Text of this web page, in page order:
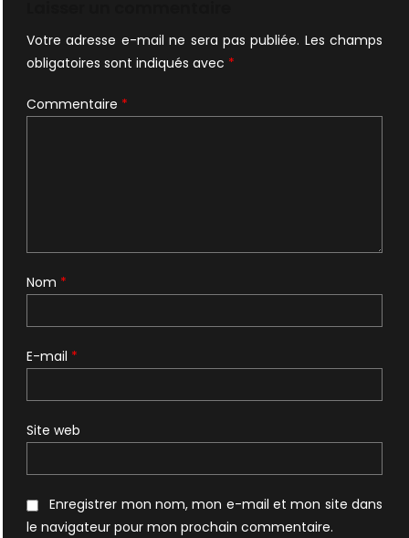
Votre adresse e-mail ne sera pas publiée. Les champs
obligatoires sont indiqués avec *
Commentaire *
Nom *
E-mail *
Site web
Enregistrer mon nom, mon e-mail et mon site dans
le navigateur pour mon prochain commentaire.